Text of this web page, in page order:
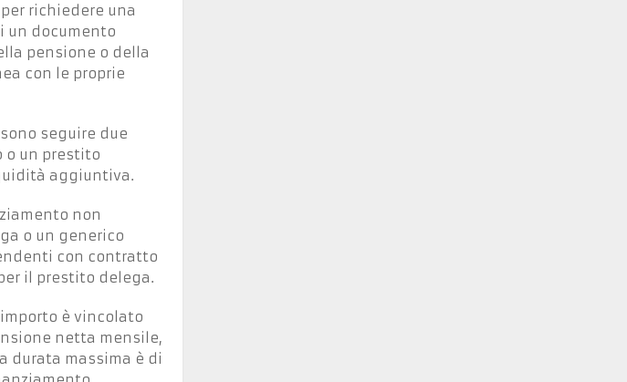
richiedere una
un documento
pensione o della
con le proprie
seguire due
o un prestito
aggiuntiva.
non
o un generico
con contratto
il prestito delega.
è vincolato
netta mensile,
durata massima è di